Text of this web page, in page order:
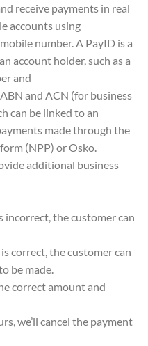
receive payments in real
accounts using
number. A PayID is a
account holder, such as a
and
and ACN (for business
can be linked to an
made through the
(NPP) or Osko.
additional business
incorrect, the customer can
correct, the customer can
be made.
correct amount and
we’ll cancel the payment